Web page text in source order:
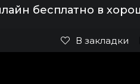
бесплатно в
В закладки